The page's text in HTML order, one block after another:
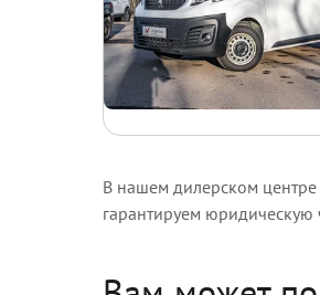
В нашем дилерском
гарантируем